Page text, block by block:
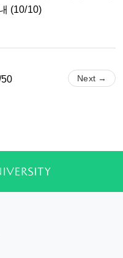
(10/10)
Next →